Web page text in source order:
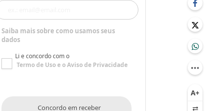
Saiba mais sobre como usamos seus
dados
Li e concordo com o
Termo de Usoe oAviso de Privacidade
Concordo em receber